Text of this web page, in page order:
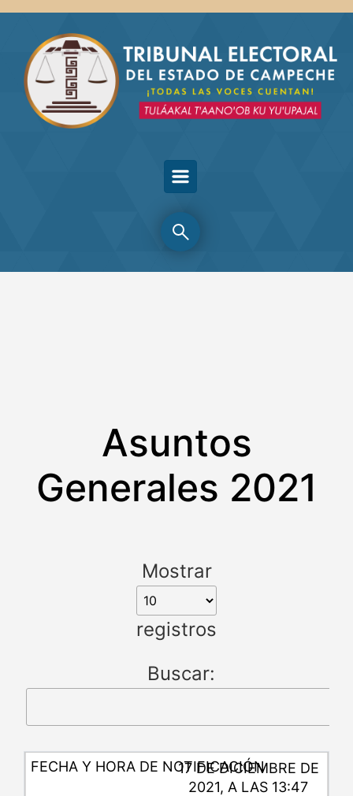
Skip to main content
Asuntos
Generales 2021
Mostrar
registros
Buscar:
17 DE DICIEMBRE DE
2021, A LAS 13:47